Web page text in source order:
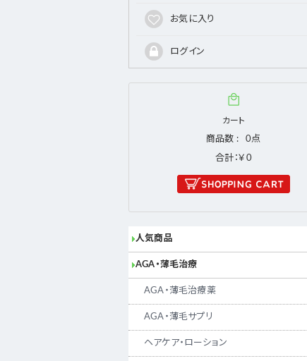
お気に入り
ログイン
カート
商品数 0
合計：￥0
人気商品
AGA・薄毛治療
AGA・薄毛治療薬
AGA・薄毛サプリ
ヘアケア・ローション